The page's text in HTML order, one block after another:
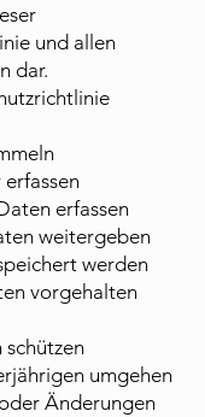
und allen
dar.
erfassen
weitergeben
werden
vorgehalten
umgehen
Änderungen